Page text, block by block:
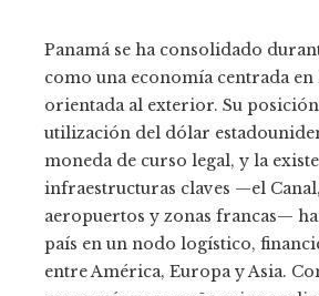
Panamá se ha consolidado
como una economía centrada
orientada al exterior. Su
utilización del dólar
moneda de curso legal, y la
infraestructuras claves —el
aeropuertos y zonas francas—
país en un nodo logístico,
entre América, Europa y Asia.